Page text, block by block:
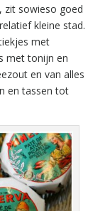
zit sowieso goed
kleine stad.
met
met tonijn en
en van alles
en tassen tot